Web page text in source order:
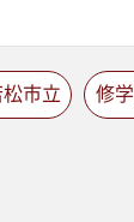
市立 修